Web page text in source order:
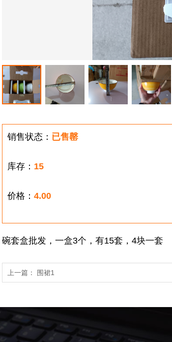
销售状态： 已售罄
库存： 15
价格： 4.00
碗套盒批发，一盒3个，有15套，4块一套
上一篇： 围裙1